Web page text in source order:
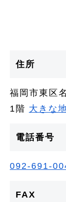
住所
福岡市東区
1階 大きな
電話番号
092-691-
FAX